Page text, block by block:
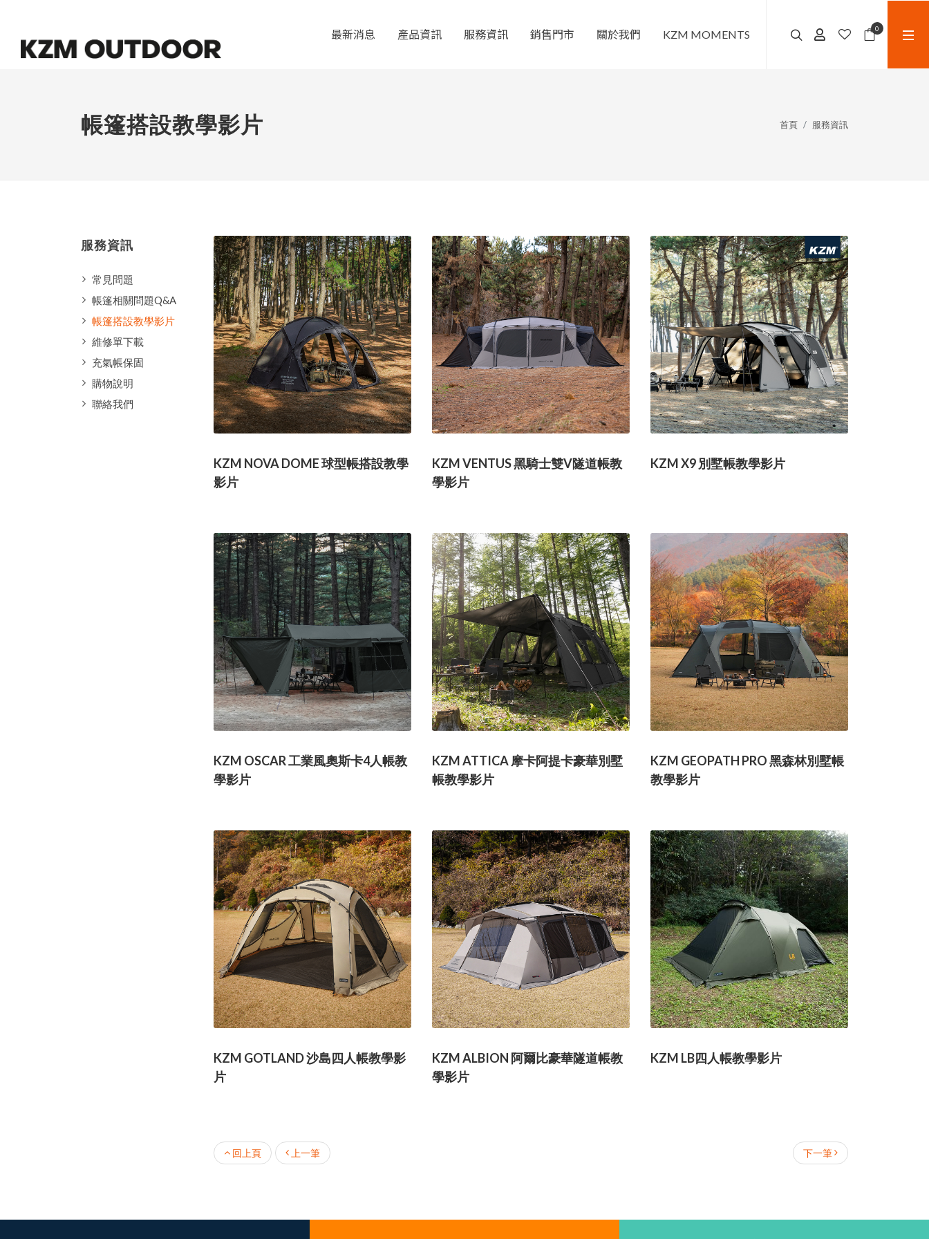
0
最新消息 產品資訊 服務資訊 銷售門市 關於我們 KZM MOMENTS
帳篷搭設教學影片 首頁 服務資訊
服務資訊
常見問題
帳篷相關問題Q&A
帳篷搭設教學影片
維修單下載
充氣帳保固
購物說明
聯絡我們
KZM NOVA DOME 球型帳搭設教學
影片
KZM VENTUS 黑騎士雙V隧道帳教
學影片
KZM X9 別墅帳教學影片
KZM OSCAR 工業風奧斯卡4人帳教
學影片
KZM ATTICA 摩卡阿提卡豪華別墅
帳教學影片
KZM GEOPATH PRO 黑森林別墅帳
教學影片
KZM GOTLAND 沙島四人帳教學影
片
KZM ALBION 阿爾比豪華隧道帳教
學影片
KZM LB四人帳教學影片
回上頁 下一筆
上一筆